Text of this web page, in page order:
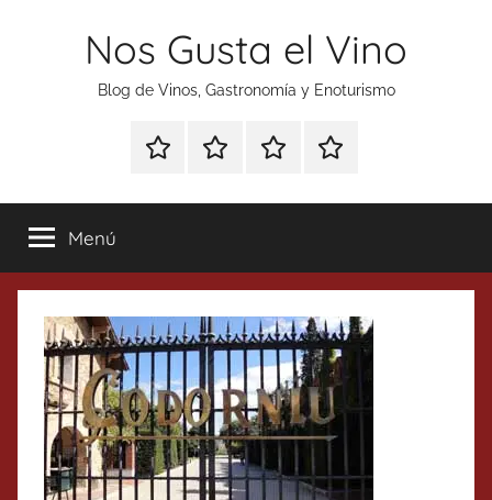
Nos Gusta el Vino
Blog de Vinos, Gastronomía y Enoturismo
Especial
Tonics
Enoturismo
Gastronomía
RankingContacto
Menú